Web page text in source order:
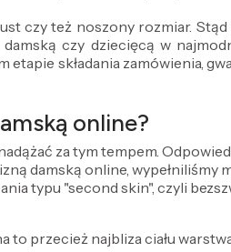
czy też noszony rozmiar.
czy dziecięcą w
składania zamówienia,
online?
za tym tempem.
damską online,
typu "second skin", czyli
to przecież najbliza ciału